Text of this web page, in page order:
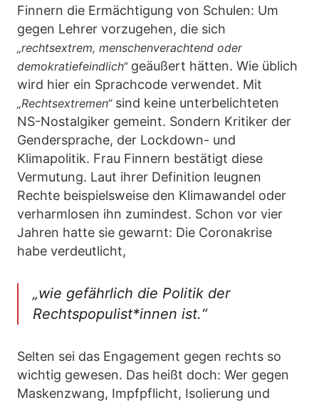
Finnern die Ermächtigung von Schulen: Um
gegen Lehrer vorzugehen, die sich
„rechtsextrem, menschenverachtend oder
demokratiefeindlich“ geäußert hätten. Wie üblich
wird hier ein Sprachcode verwendet. Mit
„Rechtsextremen“sind keine unterbelichteten
NS-Nostalgiker gemeint. Sondern Kritiker der
Gendersprache, der Lockdown- und
Klimapolitik. Frau Finnern bestätigt diese
Vermutung. Laut ihrer Definition leugnen
Rechte beispielsweise den Klimawandel oder
verharmlosen ihn zumindest. Schon vor vier
Jahren hatte sie gewarnt: Die Coronakrise
habe verdeutlicht,
„wie gefährlich die Politik der
Rechtspopulist*innen ist.“
Selten sei das Engagement gegen rechts so
wichtig gewesen. Das heißt doch: Wer gegen
Maskenzwang, Impfpflicht, Isolierung und